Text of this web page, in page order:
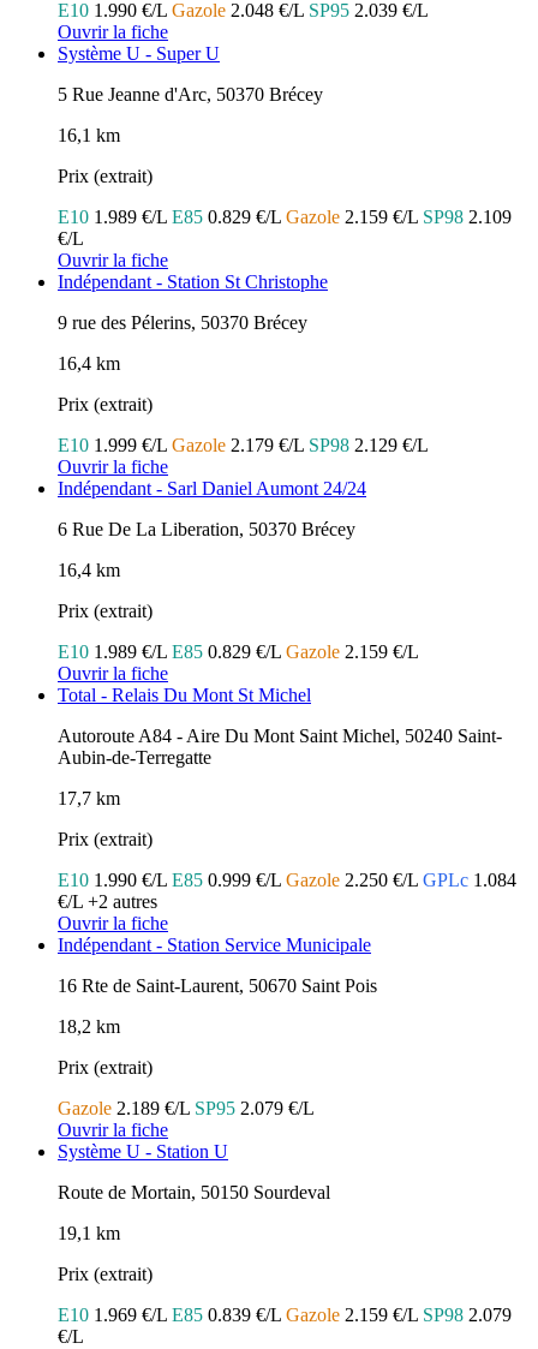
E10 1.990 €/L Gazole 2.048 €/L SP95 2.039 €/L
Ouvrir la fiche
Système U - Super U
5 Rue Jeanne d'Arc, 50370 Brécey
16,1 km
Prix (extrait)
E10 1.989 €/L E85 0.829 €/L Gazole 2.159 €/L SP98 2.109
€/L
Ouvrir la fiche
Indépendant - Station St Christophe
9 rue des Pélerins, 50370 Brécey
16,4 km
Prix (extrait)
E10 1.999 €/L Gazole 2.179 €/L SP98 2.129 €/L
Ouvrir la fiche
Indépendant - Sarl Daniel Aumont 24/24
6 Rue De La Liberation, 50370 Brécey
16,4 km
Prix (extrait)
E10 1.989 €/L E85 0.829 €/L Gazole 2.159 €/L
Ouvrir la fiche
Total - Relais Du Mont St Michel
Autoroute A84 - Aire Du Mont Saint Michel, 50240 Saint-
Aubin-de-Terregatte
17,7 km
Prix (extrait)
E10 1.990 €/L E85 0.999 €/L Gazole 2.250 €/L GPLc 1.084
€/L +2 autres
Ouvrir la fiche
Indépendant - Station Service Municipale
16 Rte de Saint-Laurent, 50670 Saint Pois
18,2 km
Prix (extrait)
Gazole 2.189 €/L SP95 2.079 €/L
Ouvrir la fiche
Système U - Station U
Route de Mortain, 50150 Sourdeval
19,1 km
Prix (extrait)
E10 1.969 €/L E85 0.839 €/L Gazole 2.159 €/L SP98 2.079
€/L